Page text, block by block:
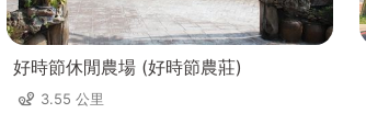
好時節休閒農場 (好時節農莊)
3.55 公里